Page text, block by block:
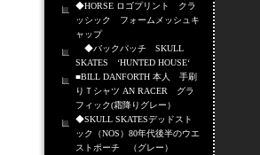
◆HORSE ロゴプリント クラ
ッシック フォームメッシュキ
ャップ
◆バックパッチ SKULL
SKATES ‘HUNTED HOUSE‘
■BILL DANFORTH 本人 手刷
りＴシャツ AN RACER グラ
フィック(霜降りグレー）
◆SKULL SKATESデッドスト
ック（NOS）80年代後半のウエ
ストポーチ （グレー）